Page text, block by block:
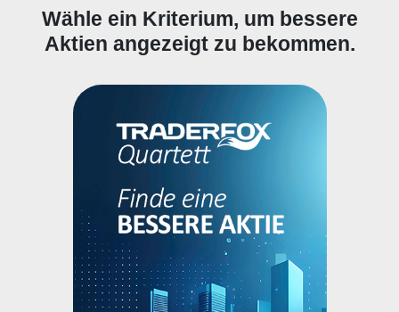
Wähle ein Kriterium, um bessere
Aktien angezeigt zu bekommen.